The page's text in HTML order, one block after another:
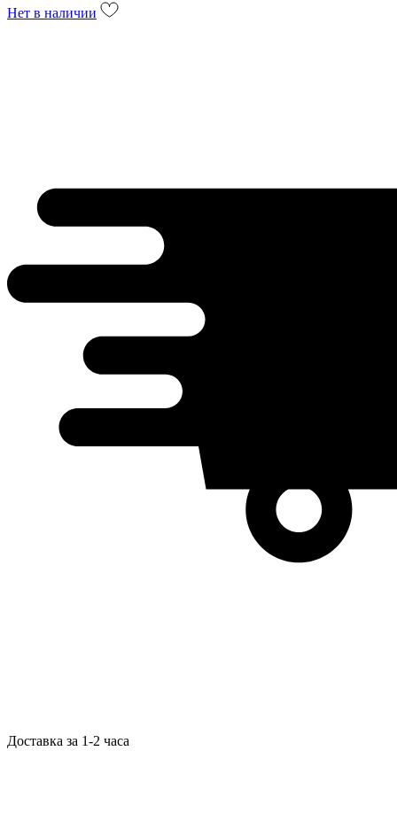
Нет в наличии
Доставка за 1-2 часа